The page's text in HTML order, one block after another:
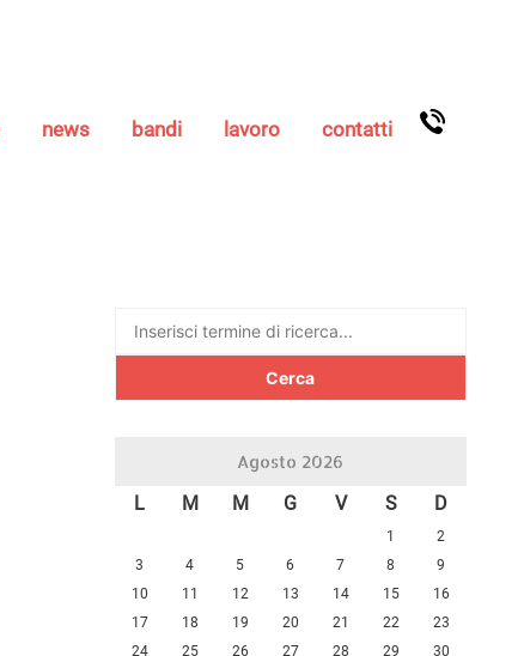
news bandi lavoro contatti
Ricerca
Agosto 2026
L M M G V S D
1
2
3
4 5 6 7 8
9
10
11 12 13 14 15
16
17
18 19 20 21 22
23
24
25 26 27 28 29
30